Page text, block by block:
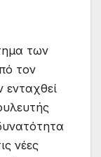
των
τον
ενταχθεί
νέες